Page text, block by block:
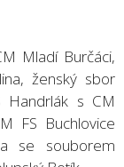
Mladí Burčáci,
ženský sbor
Handrlák s CM
FS Buchlovice
se souborem